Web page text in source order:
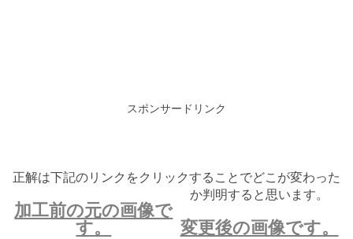
スポンサードリンク
正解は下記のリンクをクリックすることでどこが変わった
か判明すると思います。
加工前の元の画像で
す。
変更後の画像です。